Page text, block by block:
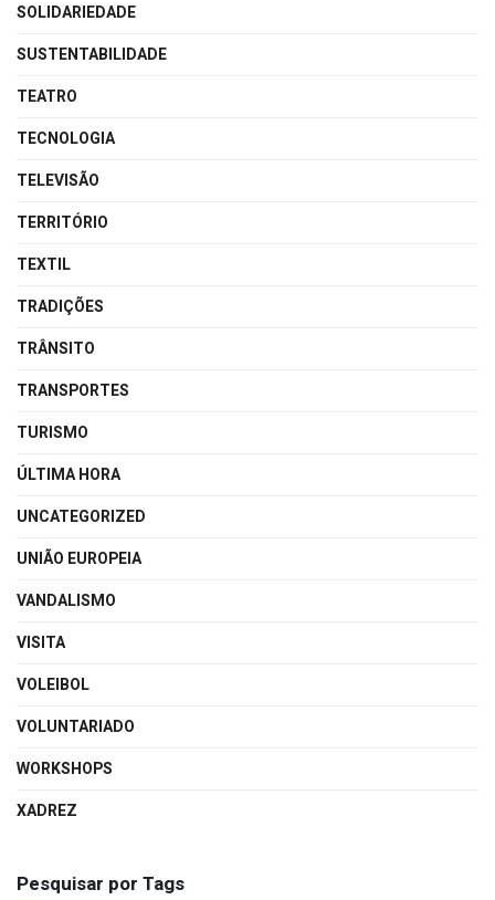
SOLIDARIEDADE
SUSTENTABILIDADE
TEATRO
TECNOLOGIA
TELEVISÃO
TERRITÓRIO
TEXTIL
TRADIÇÕES
TRÂNSITO
TRANSPORTES
TURISMO
ÚLTIMA HORA
UNCATEGORIZED
UNIÃO EUROPEIA
VANDALISMO
VISITA
VOLEIBOL
VOLUNTARIADO
WORKSHOPS
XADREZ
Pesquisar por Tags